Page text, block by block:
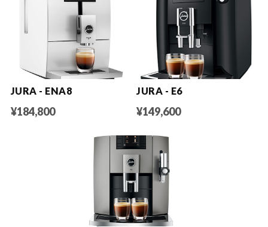
JURA - ENA8
¥184,800
JURA - E6
¥149,600